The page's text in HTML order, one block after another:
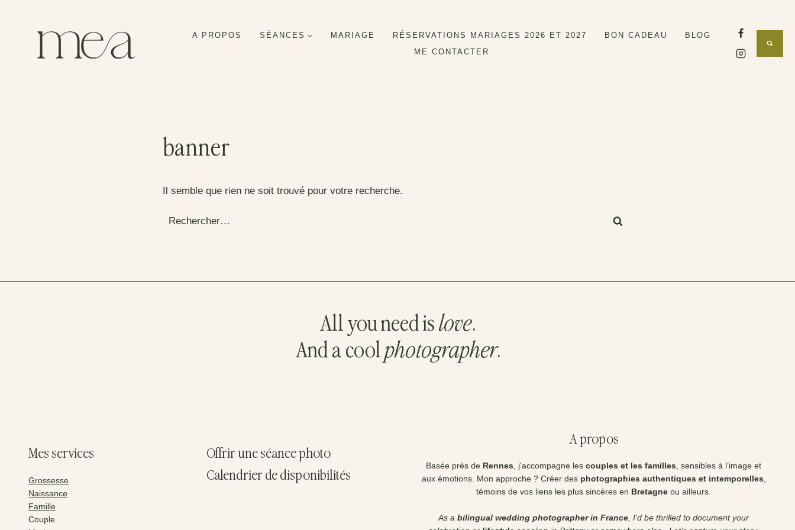
A PROPOS SÉANCES MARIAGE RÉSERVATIONS MARIAGES 2026 ET 2027 BON CADEAU
BLOG
ME CONTACTER
banner
Il semble que rien ne soit trouvé pour votre recherche.
Rechercher :
All you need is love.
And a coolphotographer.
Mes services
Grossesse
Naissance
Famille
Couple
Offrir une séance photo
Calendrier de disponibilités
A propos
Basée près de Rennes , j'accompagne les couples et les familles , sensibles à l’image et
aux émotions. Mon approche ? Créer des photographies authentiques et intemporelles
témoins de vos liens les plus sincères en Bretagne ou ailleurs.
As a bilingual wedding photographer in France , I’d be thrilled to document your